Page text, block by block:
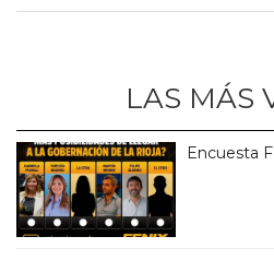
LAS MÁS
Encuesta